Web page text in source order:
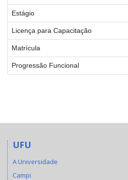
Estágio
Licença para Capacitação
Matrícula
Progressão Funcional
UFU
A Universidade
Campi